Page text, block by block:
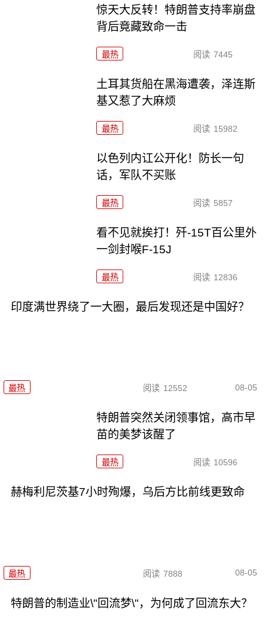
惊天大反转！特朗普支持率崩盘
背后竟藏致命一击
最热 阅读 7445
土耳其货船在黑海遭袭，泽连斯
基又惹了大麻烦
最热 阅读 15982
以色列内讧公开化！防长一句
话，军队不买账
最热 阅读 5857
看不见就挨打！歼-15T百公里外
一剑封喉F-15J
最热 阅读 12836
印度满世界绕了一大圈，最后发现还是中国好？
最热 阅读 12552 08-05
特朗普突然关闭领事馆，高市早
苗的美梦该醒了
最热 阅读 10596
赫梅利尼茨基7小时殉爆，乌后方比前线更致命
最热 阅读 7888 08-05
特朗普的制造业\"回流梦\"，为何成了回流东大？